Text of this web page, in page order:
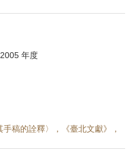
年度
稿的詮釋〉，《臺北文獻》，